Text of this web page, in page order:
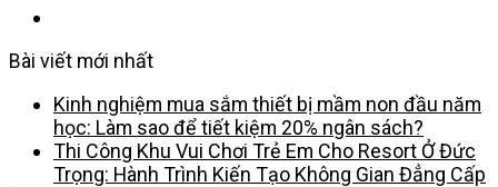
TRỜI
CHO
CỘNG
ĐỒNG
số
lượng
Bài viết mới nhất
Kinh nghiệm mua sắm thiết bị mầm non đầu năm
học: Làm sao để tiết kiệm 20% ngân sách?
Thi Công Khu Vui Chơi Trẻ Em Cho Resort Ở Đức
Trọng: Hành Trình Kiến Tạo Không Gian Đẳng Cấp